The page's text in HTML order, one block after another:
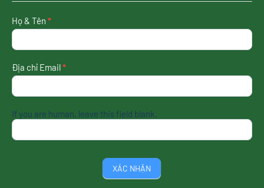
nhận
tin
nhất
Họ & Tên *
Địa chỉ Email*
If you are human, leave this field blank.
XÁC NHẬN